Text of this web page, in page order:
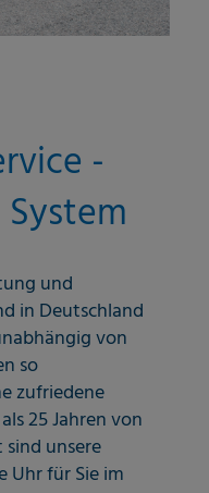
-
und
in Deutschland
von
so
zufriedene
25 Jahren von
sind unsere
Uhr für Sie im